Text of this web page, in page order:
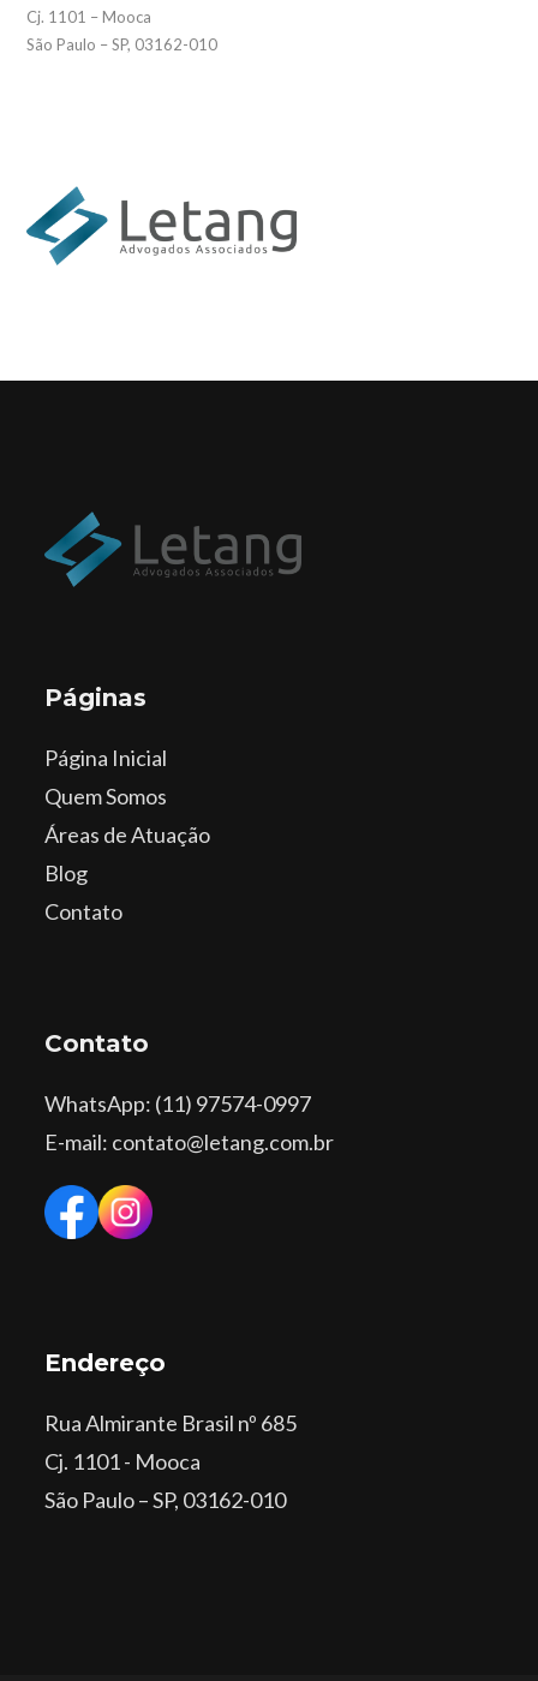
Cj. 1101 – Mooca
São Paulo – SP, 03162-010
Páginas
Página Inicial
Quem Somos
Áreas de Atuação
Blog
Contato
Contato
WhatsApp: (11) 97574-0997
E-mail: contato@letang.com.br
Endereço
Rua Almirante Brasil nº 685
Cj. 1101 - Mooca
São Paulo – SP, 03162-010